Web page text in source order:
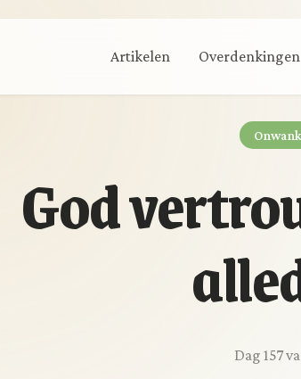
Artikelen Overdenkingen
God
Dag 157